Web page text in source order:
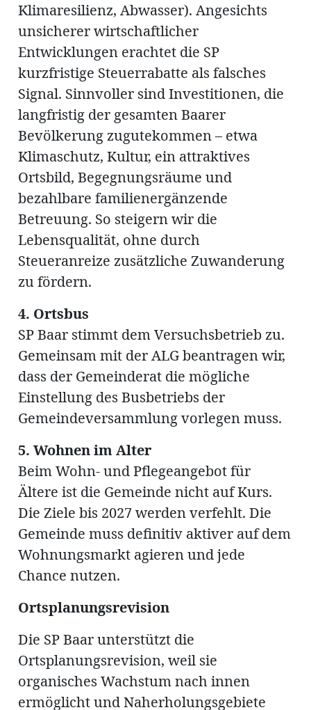
Klimaresilienz, Abwasser). Angesichts
unsicherer wirtschaftlicher
Entwicklungen erachtet die SP
kurzfristige Steuerrabatte als falsches
Signal. Sinnvoller sind Investitionen, die
langfristig der gesamten Baarer
Bevölkerung zugutekommen – etwa
Klimaschutz, Kultur, ein attraktives
Ortsbild, Begegnungsräume und
bezahlbare familienergänzende
Betreuung. So steigern wir die
Lebensqualität, ohne durch
Steueranreize zusätzliche Zuwanderung
zu fördern.
4. Ortsbus
SP Baar stimmt dem Versuchsbetrieb zu.
Gemeinsam mit der ALG beantragen wir,
dass der Gemeinderat die mögliche
Einstellung des Busbetriebs der
Gemeindeversammlung vorlegen muss.
5. Wohnen im Alter
Beim Wohn- und Pflegeangebot für
Ältere ist die Gemeinde nicht auf Kurs.
Die Ziele bis 2027 werden verfehlt. Die
Gemeinde muss definitiv aktiver auf dem
Wohnungsmarkt agieren und jede
Chance nutzen.
Ortsplanungsrevision
Die SP Baar unterstützt die
Ortsplanungsrevision, weil sie
organisches Wachstum nach innen
ermöglicht und Naherholungsgebiete